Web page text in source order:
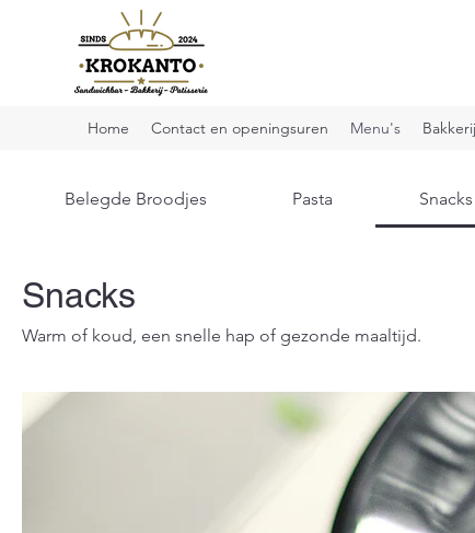
Home Contact en openingsuren Menu's
Belegde Broodjes Pasta Snacks
Snacks
Warm of koud, een snelle hap of gezonde maaltijd.